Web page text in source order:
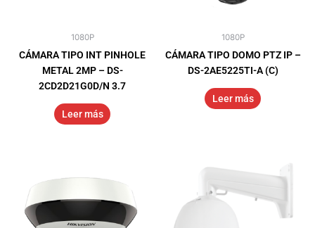
1080P
CÁMARA TIPO INT PINHOLE
METAL 2MP – DS-
2CD2D21G0D/N 3.7
Leer más
1080P
CÁMARA TIPO DOMO PTZ IP –
DS-2AE5225TI-A (C)
Leer más